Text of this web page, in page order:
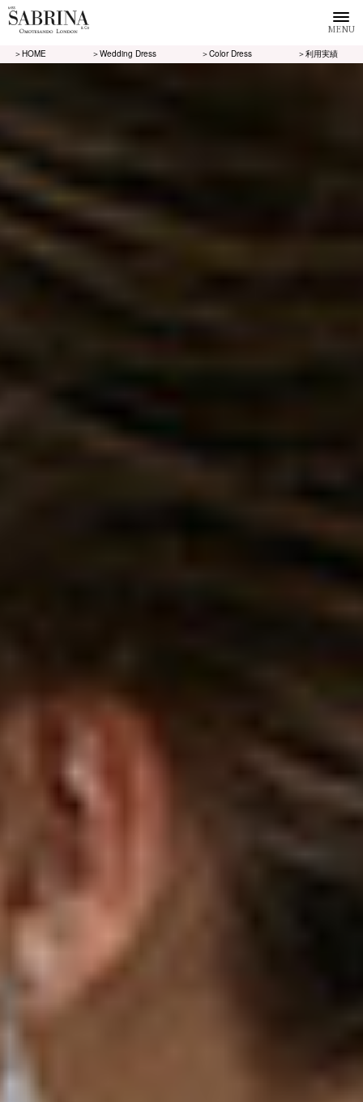
MENU
＞HOME ＞Wedding Dress ＞Color Dress ＞利用実績